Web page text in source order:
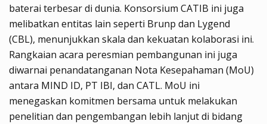
baterai terbesar di dunia. Konsorsium CATIB ini juga
melibatkan entitas lain seperti Brunp dan Lygend
(CBL), menunjukkan skala dan kekuatan kolaborasi ini.
Rangkaian acara peresmian pembangunan ini juga
diwarnai penandatanganan Nota Kesepahaman (MoU)
antara MIND ID, PT IBI, dan CATL. MoU ini
menegaskan komitmen bersama untuk melakukan
penelitian dan pengembangan lebih lanjut di bidang